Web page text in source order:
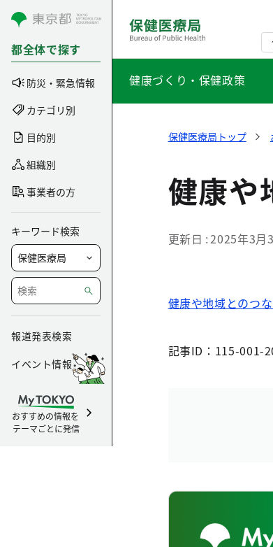
コンテンツにスキップ
都全体で探す
防災・緊急情報
カテゴリ別
目的別
組織別
事業者の方
キーワード検索
報道発表検索
イベント情報
おすすめの情報を
テーマごとに発信
健康づくり・保健政策
保健医療局トップ
健康や
更新日 2025年3月
健康や地域とのつ
記事ID：115-001-